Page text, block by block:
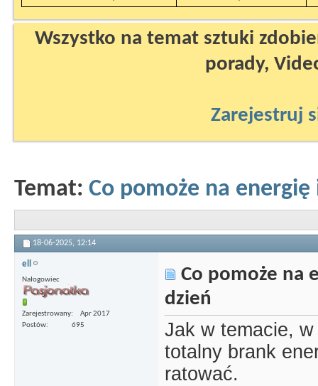
Wszystko na temat sztuki
porady,
Zarejestruj
Temat: Co pomoże na
18-06-2025, 12:14
ell
Nałogowiec
Zarejestrowany
Apr 2017
Postów
695
Co pomoże na
dzień
Jak w temacie,
totalny brank
ratować.